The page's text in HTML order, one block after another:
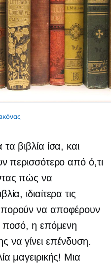
βιβλία ίσα, και
περισσότερο από ό,τι
πώς να
ιδιαίτερα τις
να αποφέρουν
ποσό, η επόμενη
να γίνει επένδυση.
μαγειρικής! Μια